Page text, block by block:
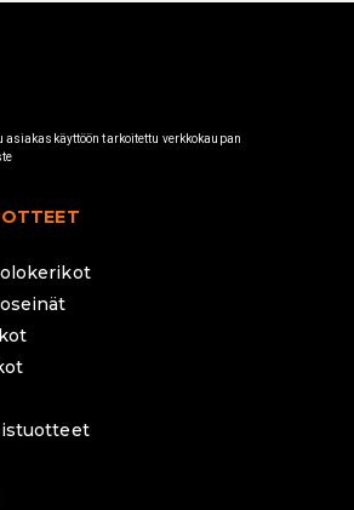
tarkoitettu verkkokaupan